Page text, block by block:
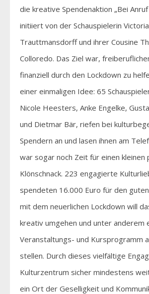
die kreative Spendenaktion „Bei Anruf
initiiert von der Schauspielerin Victoria
Trauttmansdorff und ihrer Cousine
Colloredo. Das Ziel war,
finanziell durch den Lockdown zu
einer einmaligen Idee: 65
Nicole Heesters, Anke Engelke,
und Dietmar Bär, riefen bei
Spendern an und lasen ihnen am
war sogar noch Zeit für einen kleinen
Klönschnack. 223 engagierte
spendeten 16.000 Euro für den guten
mit dem neuerlichen Lockdown will
kreativ umgehen und unter anderem
Veranstaltungs- und Kursprogramm
stellen. Durch dieses vielfältige
Kulturzentrum sicher mindestens
ein Ort der Geselligkeit und